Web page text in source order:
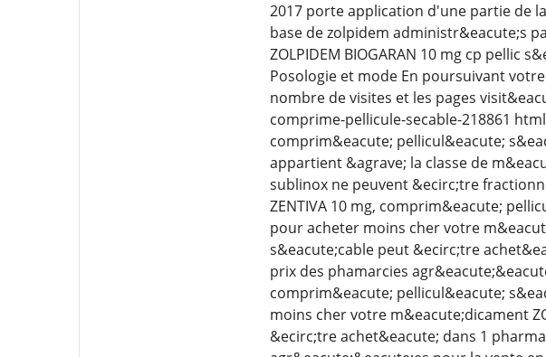
2017 porte application d'une partie de
base de zolpidem administr&eacute;s
ZOLPIDEM BIOGARAN 10 mg cp pellic
Posologie et mode En poursuivant
nombre de visites et les pages
comprime-pellicule-secable-218861
comprim&eacute; pellicul&eacute;
appartient &agrave; la classe de
sublinox ne peuvent &ecirc;tre
ZENTIVA 10 mg, comprim&eacute;
pour acheter moins cher votre
s&eacute;cable peut &ecirc;tre
prix des phamarcies
comprim&eacute; pellicul&eacute;
moins cher votre m&eacute;dicament
&ecirc;tre achet&eacute; dans 1